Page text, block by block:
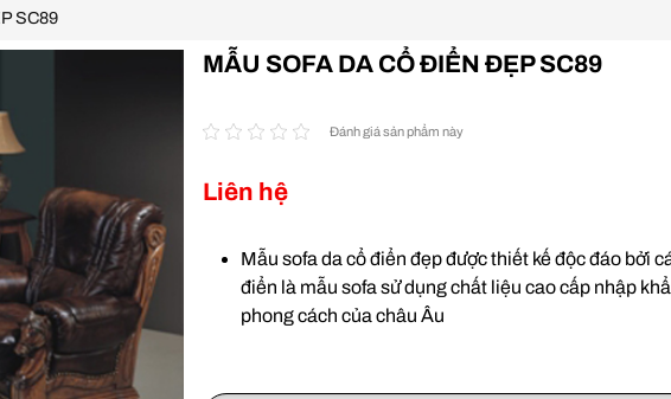
SC89
MẪU SOFA DA CỔ ĐIỂN ĐẸP SC89
Đánh giá sản phẩm này
Liên hệ
Mẫu sofa da cổ điển đẹp được thiết kế độc đáo bởi
điển là mẫu sofa sử dụng chất liệu cao cấp nhập
phong cách của châu Âu